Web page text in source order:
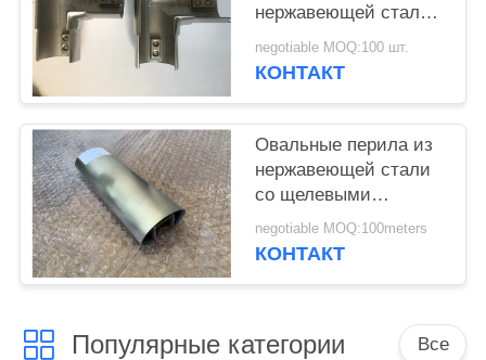
нержавеющей стали
канавки трубы
negotiable MOQ:100 шт.
КОНТАКТ
Овальные перила из
нержавеющей стали
со щелевыми
трубами для стекла.
Поддержка
negotiable MOQ:100meters
КОНТАКТ
Популярные категории Все